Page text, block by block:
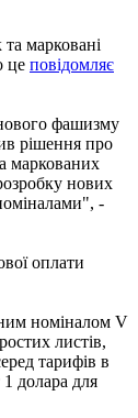
марковані
це повідомляє
фашизму
рішення про
маркованих
нових
-
оплати
номіналом V
листів,
тарифів в
долара для